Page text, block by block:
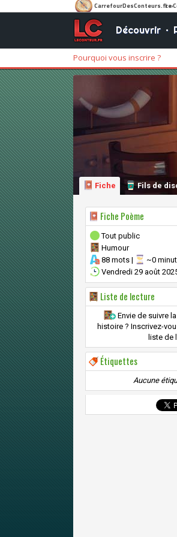
Découvrir•
Pourquoi vous inscrire ?
Fiche Fils de
Fiche Poème
Tout public
Humour
88 mots |
~0
Vendredi 29 août
Liste de lecture
Envie de suivre
histoire ? Inscrivez-
liste de
Étiquettes
Aucune